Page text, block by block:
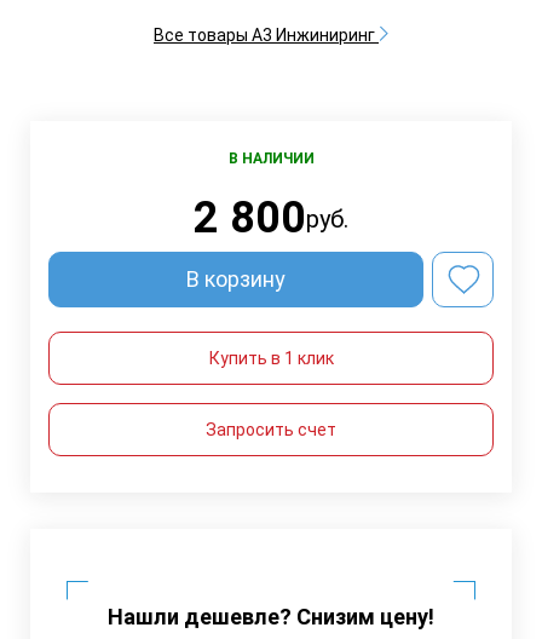
Все товары А3 Инжиниринг
В НАЛИЧИИ
2 800руб.
В корзину
Купить в 1 клик
Запросить счет
Нашли дешевле? Снизим цену!